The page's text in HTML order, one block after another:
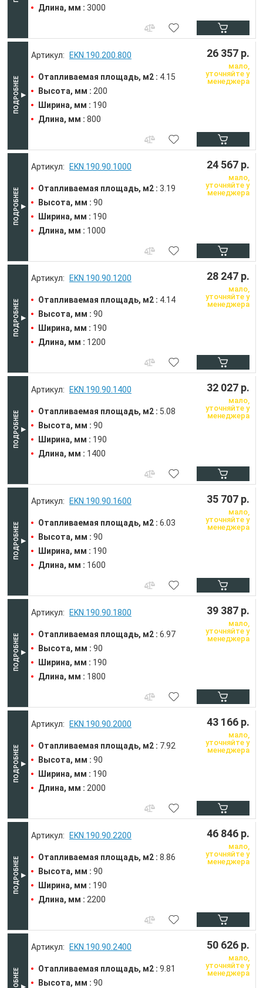
Длина, мм : 3000
EKN.190.200.800
Отапливаемая площадь, м2 : 4.15
Высота, мм : 200
Ширина, мм : 190
Длина, мм : 800
26 357 р.
мало,
уточняйте у
менеджера
EKN.190.90.1000
Отапливаемая площадь, м2 : 3.19
Высота, мм : 90
Ширина, мм : 190
Длина, мм : 1000
24 567 р.
мало,
уточняйте у
менеджера
EKN.190.90.1200
Отапливаемая площадь, м2 : 4.14
Высота, мм : 90
Ширина, мм : 190
Длина, мм : 1200
28 247 р.
мало,
уточняйте у
менеджера
EKN.190.90.1400
Отапливаемая площадь, м2 : 5.08
Высота, мм : 90
Ширина, мм : 190
Длина, мм : 1400
32 027 р.
мало,
уточняйте у
менеджера
EKN.190.90.1600
Отапливаемая площадь, м2 : 6.03
Высота, мм : 90
Ширина, мм : 190
Длина, мм : 1600
35 707 р.
мало,
уточняйте у
менеджера
EKN.190.90.1800
Отапливаемая площадь, м2 : 6.97
Высота, мм : 90
Ширина, мм : 190
Длина, мм : 1800
39 387 р.
мало,
уточняйте у
менеджера
EKN.190.90.2000
Отапливаемая площадь, м2 : 7.92
Высота, мм : 90
Ширина, мм : 190
Длина, мм : 2000
43 166 р.
мало,
уточняйте у
менеджера
EKN.190.90.2200
Отапливаемая площадь, м2 : 8.86
Высота, мм : 90
Ширина, мм : 190
Длина, мм : 2200
46 846 р.
мало,
уточняйте у
менеджера
EKN.190.90.2400
Отапливаемая площадь, м2 : 9.81
Высота, мм : 90
50 626 р.
мало,
уточняйте у
менеджера